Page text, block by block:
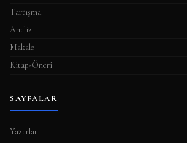
Tartışma
Analiz
Makale
Kitap-Öneri
SAYFALAR
Yazarlar